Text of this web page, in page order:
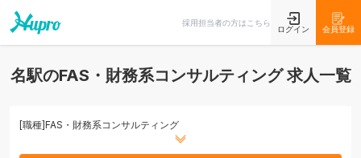
採用担当者の方はこちら
ログイン 会員登録
名駅のFAS・財務系コンサルティング 求人一覧
[職種]FAS・財務系コンサルティング